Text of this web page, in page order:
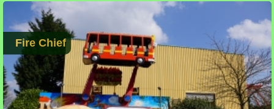
Fire Chief